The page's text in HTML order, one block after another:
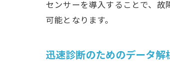
センサーを導入することで、
可能となります。
迅速診断のためのデータ解